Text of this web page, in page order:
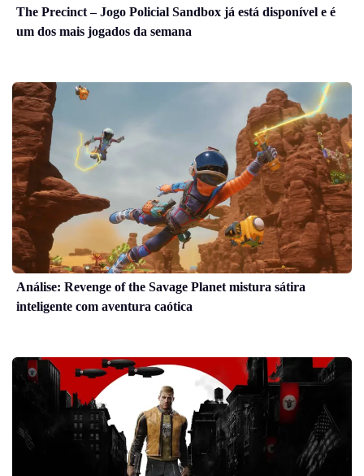
The Precinct – Jogo Policial Sandbox já está disponível e é
um dos mais jogados da semana
Análise: Revenge of the Savage Planet mistura sátira
inteligente com aventura caótica